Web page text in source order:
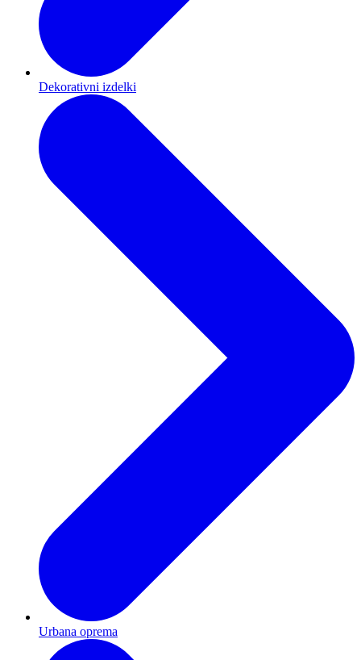
Dekorativni izdelki
Urbana oprema